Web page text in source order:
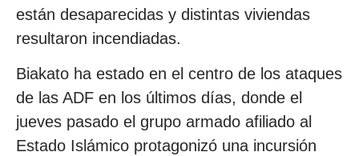
están desaparecidas y distintas viviendas
resultaron incendiadas.
Biakato ha estado en el centro de los ataques
de las ADF en los últimos días, donde el
jueves pasado el grupo armado afiliado al
Estado Islámico protagonizó una incursión